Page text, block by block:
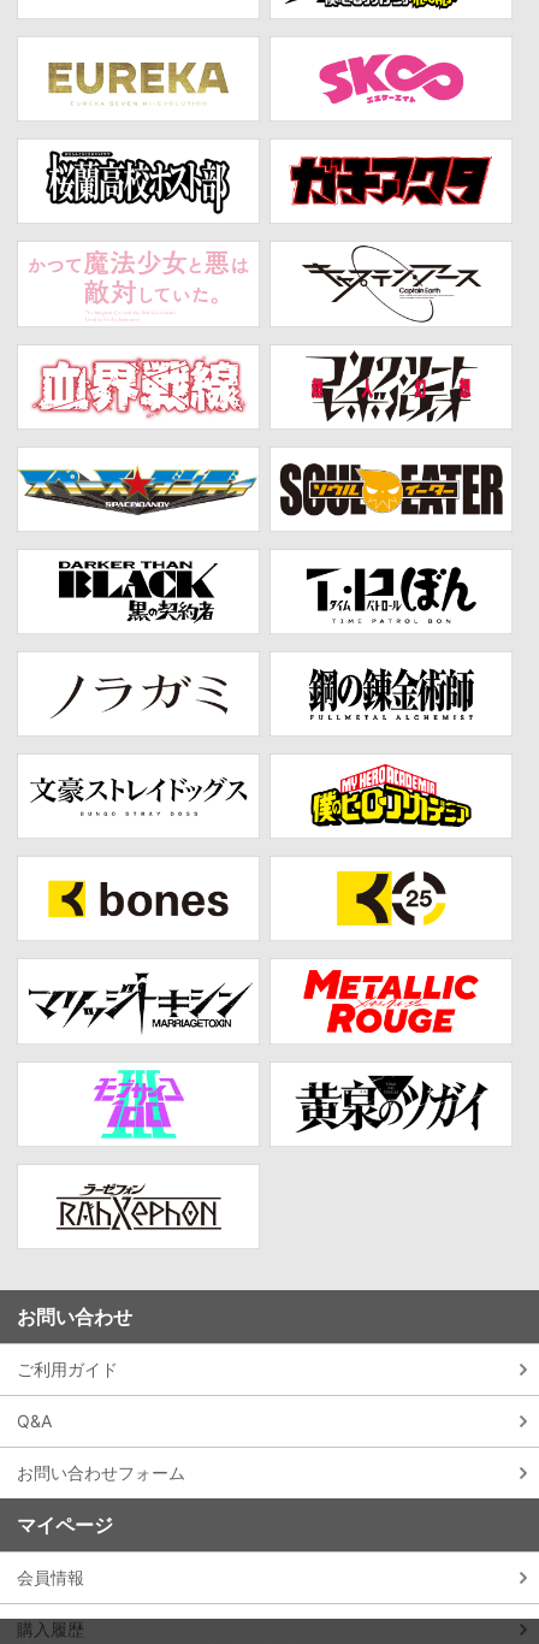
お問い合わせ
ご利用ガイド
Q&A
お問い合わせフォーム
マイページ
会員情報
購入履歴